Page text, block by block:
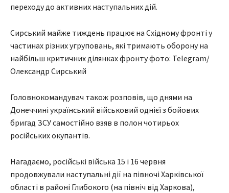
переходу до активних наступальних дій.
Сирський майже тиждень працює на Східному фронті у
частинах різних угруповань, які тримають оборону на
найбільш критичних ділянках фронту фото: Telegram/
Олександр Сирський
Головнокомандувач також розповів, що днями на
Донеччині український військовий однієї з бойових
бригад ЗСУ самостійно взяв в полон чотирьох
російських окупантів.
Нагадаємо, російські війська 15 і 16 червня
продовжували наступальні дії на півночі Харківської
області в районі Глибокого (на північ від Харкова),